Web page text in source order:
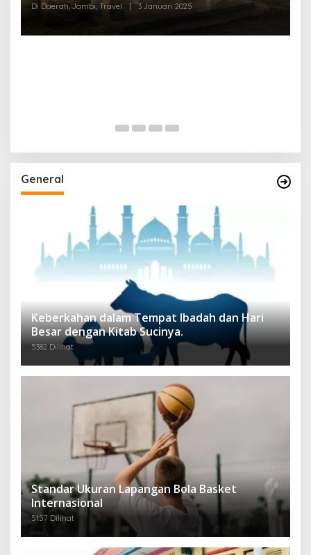
Di Daerah, Jambi, Travel | 3 Januari 2025
General
Keberkahan dalam Tempat Ibadah dan Hari
Besar dengan Kitab Sucinya.
5382 Dilihat
Standar Ukuran Lapangan Bola Basket
Internasional
5157 Dilihat